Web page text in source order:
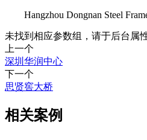
Hangzhou Dongnan Steel
未找到相应参数组，请于后台属
上一个
深圳华润中心
下一个
思贤窖大桥
相关案例